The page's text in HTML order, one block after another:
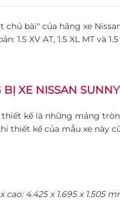
bài" của hãng xe
1.5 XV AT, 1.5 XL MT và
BỊ XE NISSAN SUNNY
thiết kế là những mảng
thiết kế của mẫu xe này
4.425 x 1.695 x 1.505